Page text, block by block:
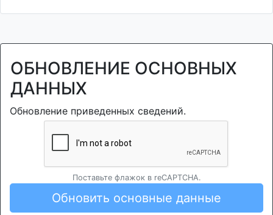
ОБНОВЛЕНИЕ ОСНОВНЫХ
ДАННЫХ
Обновление приведенных сведений.
Поставьте флажок в reCAPTCHA.
Обновить основные данные